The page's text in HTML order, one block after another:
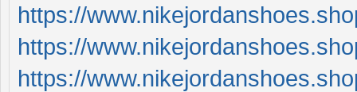
https://
https://
https://